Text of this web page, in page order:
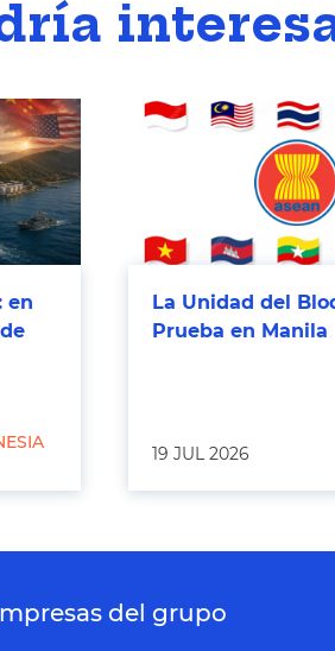
en
La Unidad del
Prueba en Manila
19 JUL 2026
del grupo